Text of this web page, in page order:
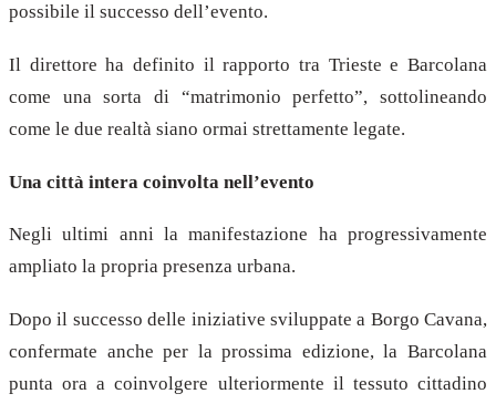
possibile il successo dell’evento.
Il direttore ha definito il rapporto tra Trieste e Barcolana
come una sorta di “matrimonio perfetto”, sottolineando
come le due realtà siano ormai strettamente legate.
Una città intera coinvolta nell’evento
Negli ultimi anni la manifestazione ha progressivamente
ampliato la propria presenza urbana.
Dopo il successo delle iniziative sviluppate a Borgo Cavana,
confermate anche per la prossima edizione, la Barcolana
punta ora a coinvolgere ulteriormente il tessuto cittadino